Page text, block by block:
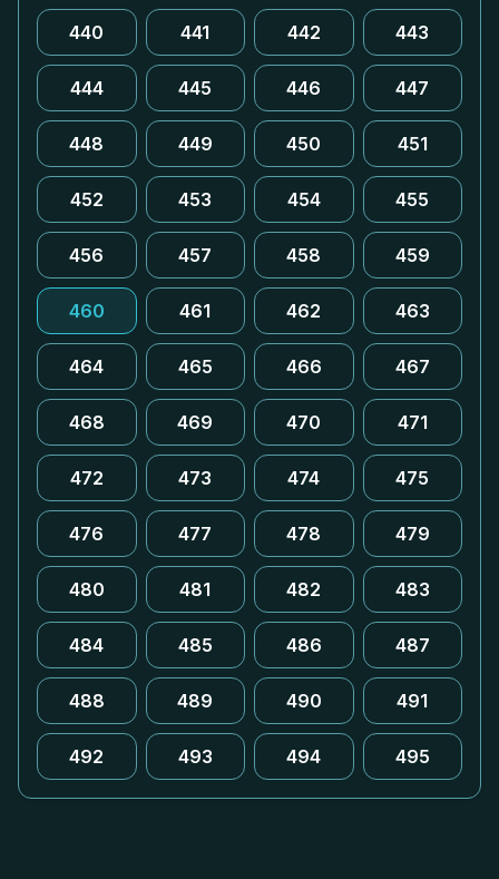
440 441 442 443
444 445 446 447
448 449 450 451
452 453 454 455
456 457 458 459
460 461 462 463
464 465 466 467
468 469 470 471
472 473 474 475
476 477 478 479
480 481 482 483
484 485 486 487
488 489 490 491
492 493 494 495